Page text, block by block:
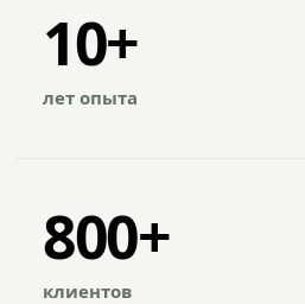
10+
лет опыта
800+
клиентов